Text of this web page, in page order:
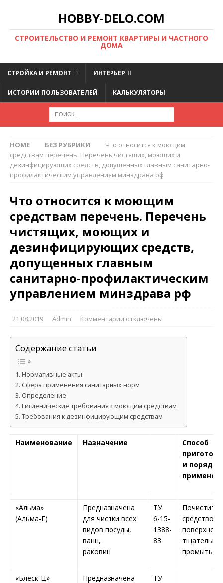
HOBBY-DELO.COM
CТРОИТЕЛЬСТВО И РЕМОНТ КВАРТИРЫ И ЧАСТНОГО
ДОМА
СТРОЙКА И РЕМОНТ ИНТЕРЬЕР
ИСТОРИИ ПОЛЬЗОВАТЕЛЕЙ КАЛЬКУЛЯТОРЫ
HOME БЕЗ РУБРИКИ
Что относится к моющим
средствам перечень. Перечень чистящих, моющих и
дезинфицирующих средств, допущенных главным санитарно-
профилактическим управлением минздрава рф
Что относится к моющим
средствам перечень. Перечень
чистящих, моющих и
дезинфицирующих средств,
допущенных главным
санитарно-профилактическим
управлением минздрава рф
21.08.2019 Admin Комментарии отключены
Содержание статьи
Нормативные акты
Сфера применения санитарных норм
Определение
Гигиенические требования к моющим средствам
Требования к дезинфицирующим средствам
Наименование Назначение
Способ
и порядок
«Альма»
(Альма-Г)
Предназначена
для чистки всех
видов посуды,
ванн,
раковин
ТУ
6-15-
1388-
83
Почистить
средством
тщательно
промыть
«Блеск-Ц»
Предназначена
ТУ